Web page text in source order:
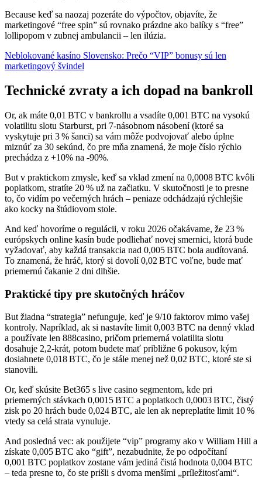
Because keď sa naozaj pozeráte do výpočtov, objavíte, že
marketingové “free spin” sú rovnako prázdne ako balíky s “free”
lollipopom v zubnej ambulancii – len ilúzia.
Neblokované kasíno Slovensko: Prečo “VIP” bonusy sú len
marketingový švindel
Technické zvraty a ich dopad na bankroll
Or, ak máte 0,01 BTC v bankrollu a vsadíte 0,001 BTC na vysokú
volatilitu slotu Starburst, pri 7‑násobnom násobení (ktoré sa
vyskytuje pri 3 % šanci) sa vám môže podvojovať alebo úplne
miznúť za 30 sekúnd, čo pre mňa znamená, že moje číslo rýchlo
prechádza z +10% na -90%.
But v praktickom zmysle, keď sa vklad zmení na 0,0008 BTC kvôli
poplatkom, stratíte 20 % už na začiatku. V skutočnosti je to presne
to, čo vidím po večerných hrách – peniaze odchádzajú rýchlejšie
ako kocky na štúdiovom stole.
And keď hovoríme o regulácii, v roku 2026 očakávame, že 23 %
európskych online kasín bude podliehať novej smernici, ktorá bude
vyžadovať, aby každá transakcia nad 0,005 BTC bola audítovaná.
To znamená, že hráč, ktorý si dovolí 0,02 BTC voľne, bude mať
priemernú čakanie 2 dni dlhšie.
Praktické tipy pre skutočných hráčov
But žiadna “strategia” nefunguje, keď je 9/10 faktorov mimo vašej
kontroly. Napríklad, ak si nastavíte limit 0,003 BTC na denný vklad
a používate len 888casino, pričom priemerná volatilita slotu
dosahuje 2,2‑krát, potom budete mať približne 6 pokusov, kým
dosiahnete 0,018 BTC, čo je stále menej než 0,02 BTC, ktoré ste si
stanovili.
Or, keď skúsite Bet365 s live casino segmentom, kde pri
priemerných stávkach 0,0015 BTC a poplatkoch 0,0003 BTC, čistý
zisk po 20 hrách bude 0,024 BTC, ale len ak nepreplatíte limit 10 %
vtedy sa celá strata vynuluje.
And posledná vec: ak použijete “vip” programy ako v William Hill a
získate 0,005 BTC ako “gift”, nezabudnite, že po odpočítaní
0,001 BTC poplatkov zostane vám jediná čistá hodnota 0,004 BTC
– teda presne to, čo ste prišli s dvoma menšími „príležitosťami“.